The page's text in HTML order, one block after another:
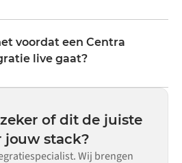
af, zodat data aankomt
verwacht.
je de integratie via een
code te schrijven,
voor situaties waarin
voordat een Centra
live gaat?
de complexiteit van de
flows en je interne
veel systemen zijn er kant-en-
in de Alumio
aanzienlijk verkort.
of dit de juiste
jouw stack?
Wij brengen